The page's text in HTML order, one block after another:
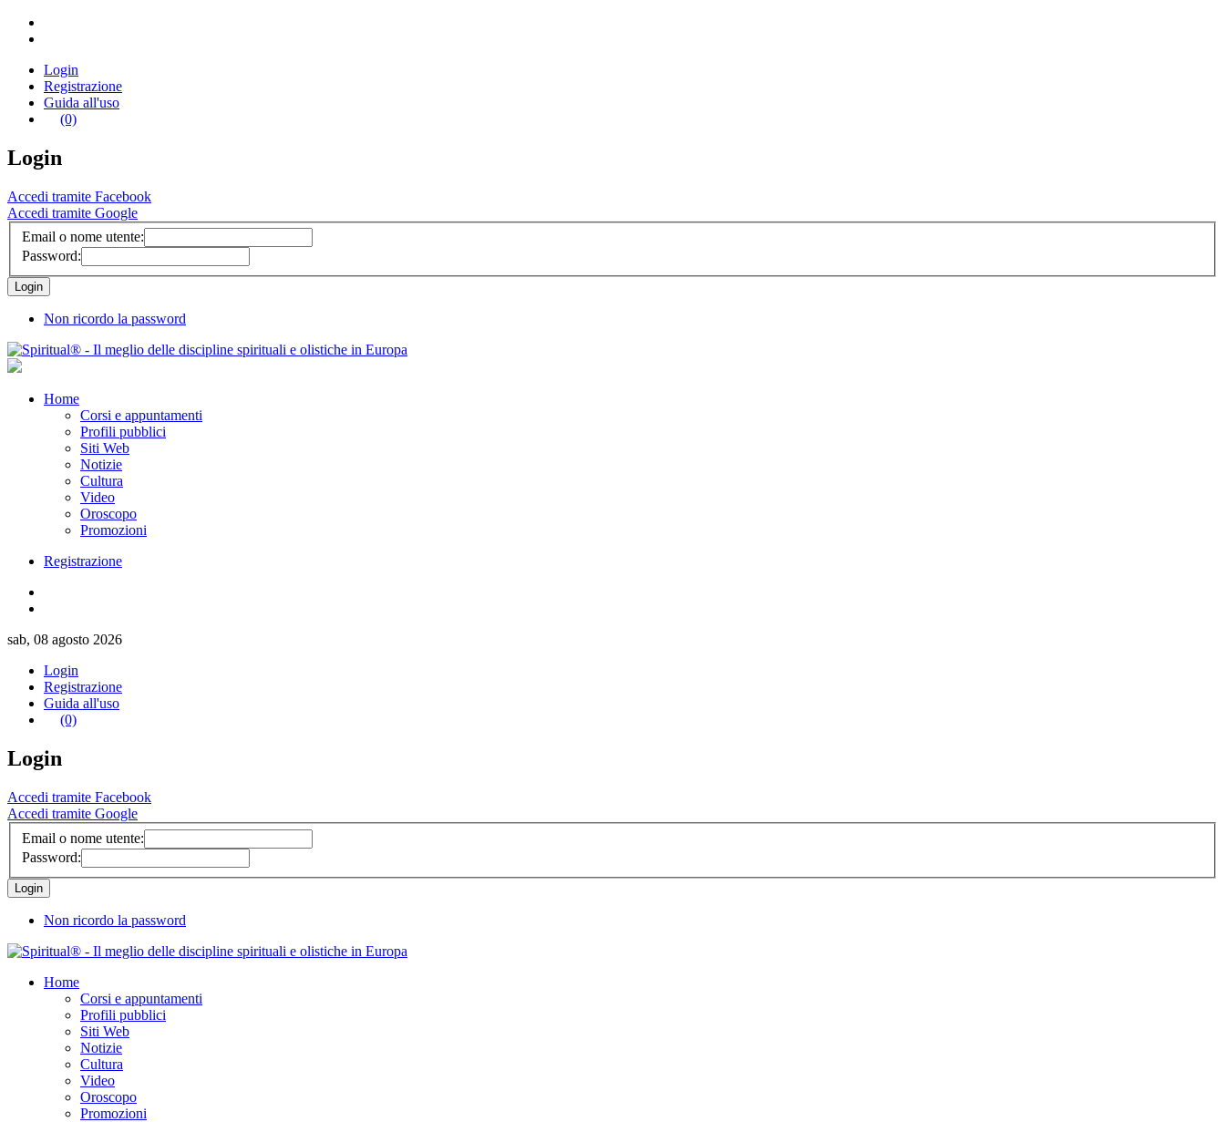
Login
Registrazione
Guida all'uso
(0)
Login
Accedi tramite Facebook
Accedi tramite Google
Email o nome utente:
Password:
Non ricordo la password
Home
Corsi e appuntamenti
Profili pubblici
Siti Web
Notizie
Cultura
Video
Oroscopo
Promozioni
Registrazione
sab, 08 agosto 2026
Login
Registrazione
Guida all'uso
(0)
Login
Accedi tramite Facebook
Accedi tramite Google
Email o nome utente:
Password:
Non ricordo la password
Home
Corsi e appuntamenti
Profili pubblici
Siti Web
Notizie
Cultura
Video
Oroscopo
Promozioni